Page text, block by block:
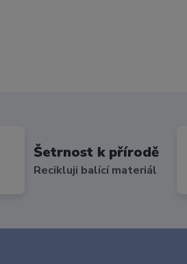
Šetrnost k přírodě
Recikluji balící materiál